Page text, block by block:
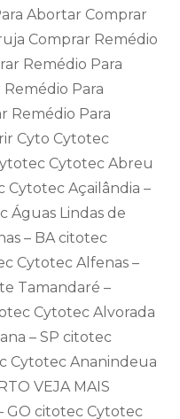
Abortar Comprar
Comprar Remédio
Remédio Para
Para
Remédio Para
Cyto Cytotec
Cytotec Abreu
Cytotec Açailândia –
Águas Lindas de
– BA citotec
Cytotec Alfenas –
Tamandaré –
Cytotec Alvorada
– SP citotec
Cytotec Ananindeua
VEJA MAIS
GO citotec Cytotec